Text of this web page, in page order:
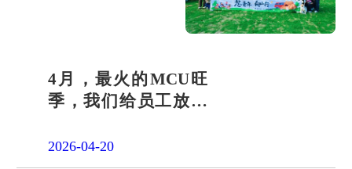
4月，最火的MCU旺
季，我们给员工放了
2026-04-20